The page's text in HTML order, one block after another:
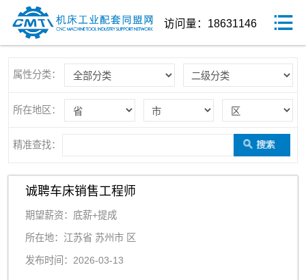
访问量：18631146
属性分类：
所在地区：
精准查找：
诚聘车床销售工程师
期望薪资：底薪+提成
所在地：江苏省 苏州市 区
发布时间：2026-03-13